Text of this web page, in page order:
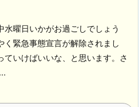
曜日いかがお過ごしでしょう
緊急事態宣言が解除されまし
いけばいいな、と思います。 さ